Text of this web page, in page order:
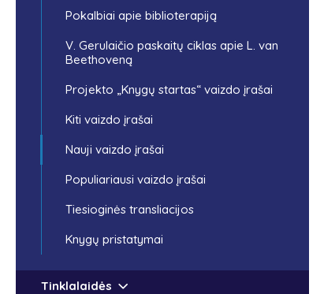
Pokalbiai apie biblioterapiją
V. Gerulaičio paskaitų ciklas apie L. van
Beethoveną
Projekto „Knygų startas“ vaizdo įrašai
Kiti vaizdo įrašai
Nauji vaizdo įrašai
Populiariausi vaizdo įrašai
Tiesioginės transliacijos
Knygų pristatymai
Tinklalaidės